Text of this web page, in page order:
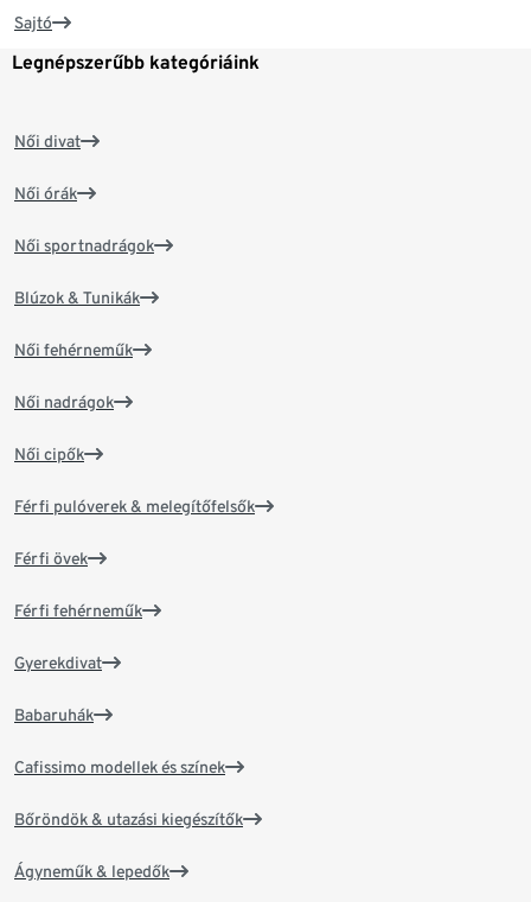
Sajtó
Legnépszerűbb kategóriáink
Női divat
Női órák
Női sportnadrágok
Blúzok & Tunikák
Női fehérneműk
Női nadrágok
Női cipők
Férfi pulóverek & melegítőfelsők
Férfi övek
Férfi fehérneműk
Gyerekdivat
Babaruhák
Cafissimo modellek és színek
Bőröndök & utazási kiegészítők
Ágyneműk & lepedők